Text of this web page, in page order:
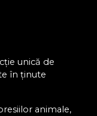
unică de
în ținute
animale,